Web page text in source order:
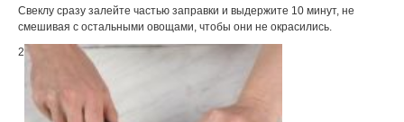
Свеклу сразу залейте частью заправки и выдержите 10 минут, не
смешивая с остальными овощами, чтобы они не окрасились.
2